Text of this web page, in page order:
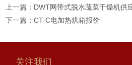
上一篇： DWT网带式脱水蔬菜干燥机供
下一篇：CT-C电加热烘箱报价
关注我们